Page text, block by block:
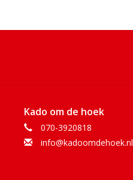
Kado om de hoek
070-3920818
info@kadoomdehoek.nl